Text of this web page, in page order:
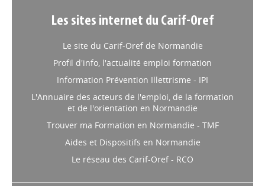
Les sites internet du Carif-Oref
Le site du Carif-Oref de Normandie
Profil d'info, l'actualité emploi formation
Information Prévention Illettrisme - IPI
L'Annuaire des acteurs de l'emploi, de la formation
et de l'orientation en Normandie
Trouver ma Formation en Normandie - TMF
Aides et Dispositifs en Normandie
Le réseau des Carif-Oref - RCO